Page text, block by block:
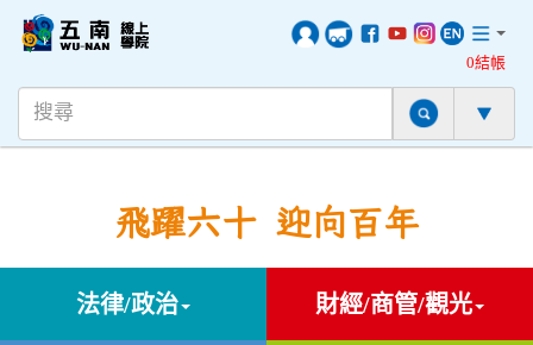
0結帳
飛躍六十 迎向百年
法律/政治 財經/商管/觀光